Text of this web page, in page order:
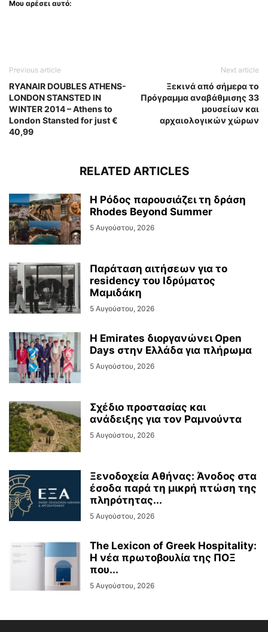
Μου αρέσει αυτό:
Previous article
RYANAIR DOUBLES ATHENS-
LONDON STANSTED IN
WINTER 2014 – Athens to
London Stansted for just €
40,99
Next article
Ξεκινά από σήμερα το
Πρόγραμμα αναβάθμισης 33
μουσείων και
αρχαιολογικών χώρων
RELATED ARTICLES
Η Ρόδος παρουσιάζει τη δράση
Rhodes Beyond Summer
5 Αυγούστου, 2026
Παράταση αιτήσεων για το
residency του Ιδρύματος
Μαμιδάκη
5 Αυγούστου, 2026
Η Emirates διοργανώνει Open
Days στην Ελλάδα για πλήρωμα
5 Αυγούστου, 2026
Σχέδιο προστασίας και
ανάδειξης για τον Ραμνούντα
5 Αυγούστου, 2026
Ξενοδοχεία Αθήνας: Άνοδος στα
έσοδα παρά τη μικρή πτώση της
πληρότητας...
5 Αυγούστου, 2026
The Lexicon of Greek Hospitality:
Η νέα πρωτοβουλία της ΠΟΞ
που...
5 Αυγούστου, 2026